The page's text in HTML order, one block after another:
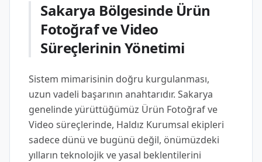
Sakarya Bölgesinde Ürün
Fotoğraf ve Video
Süreçlerinin Yönetimi
Sistem mimarisinin doğru kurgulanması,
uzun vadeli başarının anahtarıdır. Sakarya
genelinde yürüttüğümüz Ürün Fotoğraf ve
Video süreçlerinde, Haldız Kurumsal ekipleri
sadece dünü ve bugünü değil, önümüzdeki
yılların teknolojik ve yasal beklentilerini